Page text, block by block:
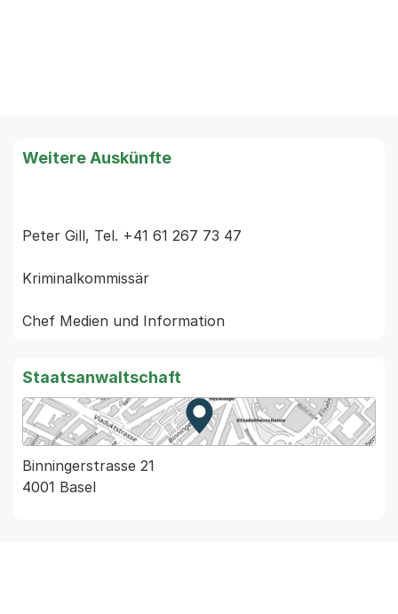
Weitere Auskünfte
Peter Gill, Tel. +41 61 267 73 47
Kriminalkommissär
Staatsanwaltschaft
Zur Karte von MapBS.
Externer Link, wird in einem
Binningerstrasse 21
4001 Basel